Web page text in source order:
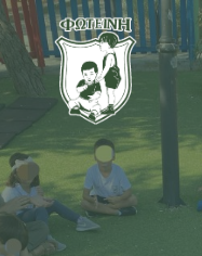
Μετάβαση
περιεχόμενο